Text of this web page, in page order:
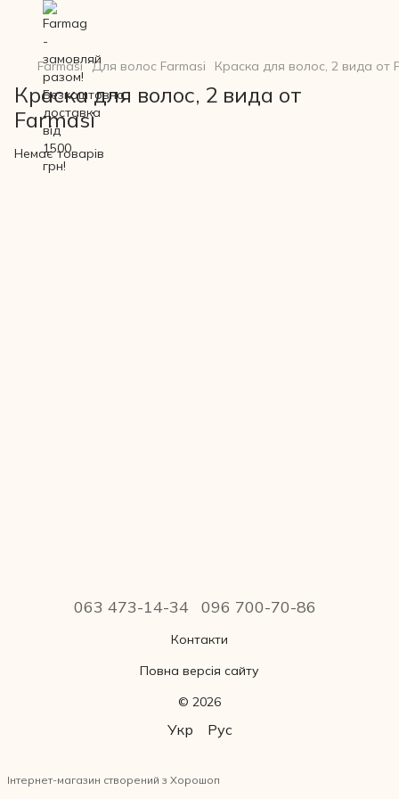
Farmasi Для волос Farmasi Краска для волос, 2 вида от
Краска для волос, 2 вида от
Farmasi
Немає товарів
063 473-14-34 096 700-70-86
Контакти
Повна версія сайту
© 2026
Укр Рус
Інтернет-магазин створений з Хорошоп